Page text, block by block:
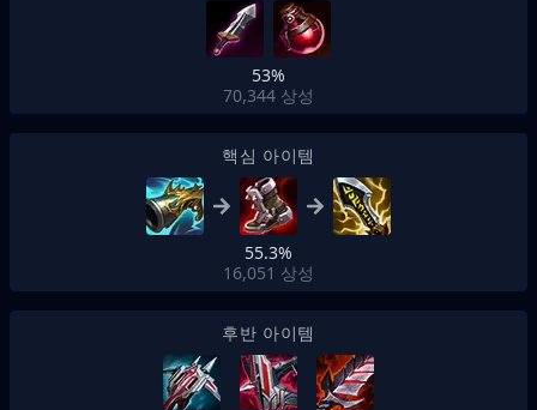
53%
70,344 상성
핵심 아이템
55.3%
16,051 상성
후반 아이템